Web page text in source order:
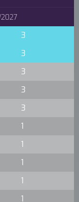
3
3
3
3
3
1
1
1
1
1